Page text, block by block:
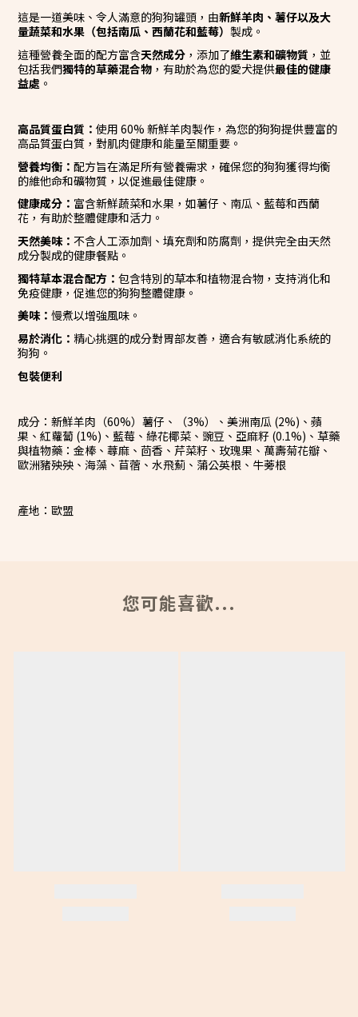
這是一道美味、令人滿意的狗狗罐頭，由新鮮羊肉、薯仔以及大
量蔬菜和水果（包括南瓜、西蘭花和藍莓） 製成。
這種營養全面的配方富含天然成分 ，添加了維生素和礦物質 ，並
包括我們獨特的草藥混合物 ，有助於為您的愛犬提供最佳的健康
益處 。
高品質蛋白質： 使用 60% 新鮮羊肉製作，為您的狗狗提供豐富的
高品質蛋白質，對肌肉健康和能量至關重要。
營養均衡： 配方旨在滿足所有營養需求，確保您的狗狗獲得均衡
的維他命和礦物質，以促進最佳健康。
健康成分： 富含新鮮蔬菜和水果，如薯仔、南瓜、藍莓和西蘭
花，有助於整體健康和活力。
天然美味： 不含人工添加劑、填充劑和防腐劑，提供完全由天然
成分製成的健康餐點。
獨特草本混合配方： 包含特別的草本和植物混合物，支持消化和
免疫健康，促進您的狗狗整體健康。
美味： 慢煮以增強風味。
易於消化： 精心挑選的成分對胃部友善，適合有敏感消化系統的
狗狗。
包裝便利
成分：新鮮羊肉（60%）薯仔、（3%）、美洲南瓜 (2%)、蘋
果、紅蘿蔔 (1%)、藍莓、綠花椰菜、豌豆、亞麻籽 (0.1%)、草藥
與植物藥：金棒、蕁麻、茴香、芹菜籽、玫瑰果、萬壽菊花瓣、
歐洲豬殃殃、海藻、苜蓿、水飛薊、蒲公英根、牛蒡根
產地：歐盟
您可能喜歡...